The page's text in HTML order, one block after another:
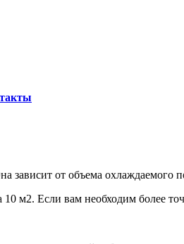
зависит от объема охлаждаемого
м2. Если вам необходим более